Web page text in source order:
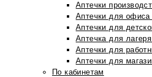
Аптечки
Аптечки для офиса
Аптечки для
Аптечка для
Аптечки для
Аптечки для
По кабинетам